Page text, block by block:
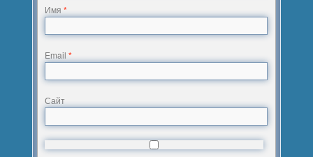
Имя*
Email*
Сайт